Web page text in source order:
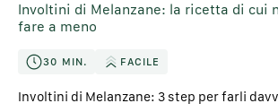
Involtini di Melanzane: la ricetta di cui
fare a meno
30 MIN. FACILE
Involtini di Melanzane: 3 step per farli